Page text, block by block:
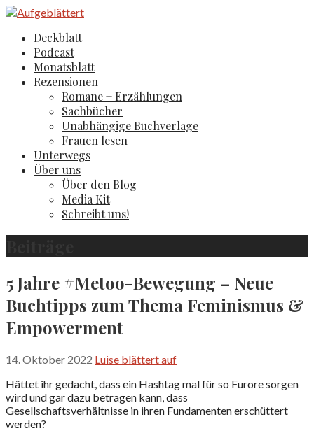
Zum
springenDeckblatt
Podcast
Monatsblatt
Rezensionen
Romane + Erzählungen
Sachbücher
Unabhängige Buchverlage
Frauen lesen
Unterwegs
Über uns
Über den Blog
Media Kit
Schreibt uns!
5 Jahre #Metoo-Bewegung – Neue
Buchtipps zum Thema Feminismus &
Empowerment
14. Oktober 2022 Luise blättert auf
Hättet ihr gedacht, dass ein Hashtag mal für so Furore sorgen
wird und gar dazu betragen kann, dass
Gesellschaftsverhältnisse in ihren Fundamenten erschüttert
werden?